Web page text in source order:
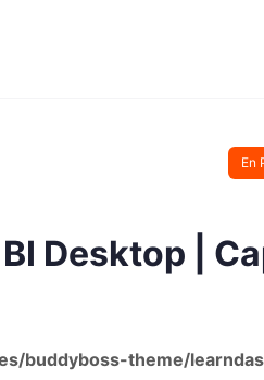
En
Desktop |
buddyboss-theme/